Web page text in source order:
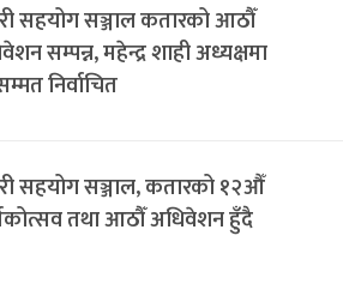
सहयोग सञ्जाल कतारको आठौँ
सम्पन्न, महेन्द्र शाही अध्यक्षमा
निर्वाचित
सहयोग सञ्जाल, कतारको १२औँ
तथा आठौँ अधिवेशन हुँदै